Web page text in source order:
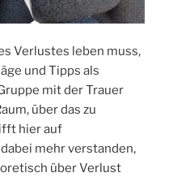
Verlustes leben muss,
und Tipps als
mit der Trauer
über das zu
hier auf
mehr verstanden,
über Verlust